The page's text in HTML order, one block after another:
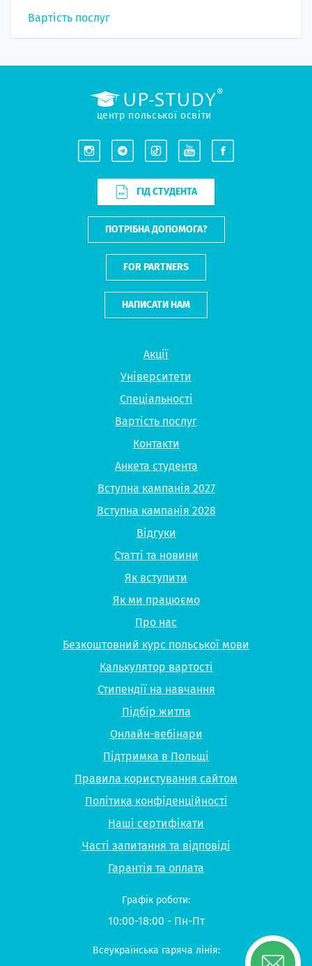
Вартість послуг
Акції
Університети
Спеціальності
Вартість послуг
Контакти
Анкета студента
Вступна кампанія 2027
Вступна кампанія 2028
Відгуки
Статті та новини
Як вступити
Як ми працюємо
Про нас
Безкоштовний курс польської мови
Калькулятор вартості
Стипендії на навчання
Підбір житла
Онлайн-вебінари
Підтримка в Польщі
Правила користування сайтом
Політика конфіденційності
Наші сертифікати
Часті запитання та відповіді
Гарантія та оплата
центр польської освіти
ГІД СТУДЕНТА
ПОТРІБНА ДОПОМОГА?
FOR PARTNERS
НАПИСАТИ НАМ
Графік роботи:
10:00-18:00 - Пн-Пт
Всеукраїнська гаряча лінія: